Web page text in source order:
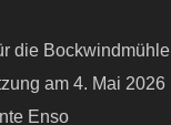
die Bockwindmühle
am 4. Mai 2026
Enso